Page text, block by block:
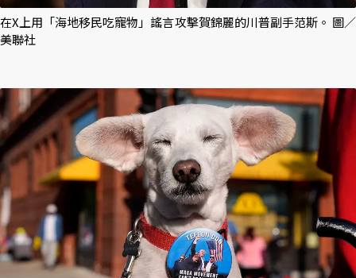
在X上用「海地移民吃寵物」謠言攻擊賀錦麗的川普副手范斯。 圖／
美聯社